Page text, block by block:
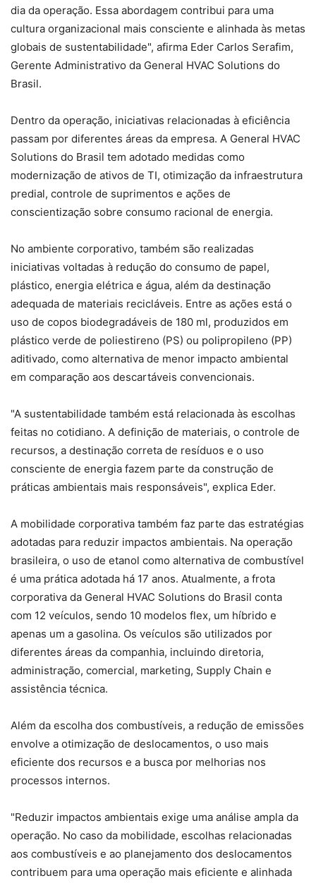
dia da operação. Essa abordagem contribui para uma
cultura organizacional mais consciente e alinhada às metas
globais de sustentabilidade", afirma Eder Carlos Serafim,
Gerente Administrativo da General HVAC Solutions do
Brasil.
Dentro da operação, iniciativas relacionadas à eficiência
passam por diferentes áreas da empresa. A General HVAC
Solutions do Brasil tem adotado medidas como
modernização de ativos de TI, otimização da infraestrutura
predial, controle de suprimentos e ações de
conscientização sobre consumo racional de energia.
No ambiente corporativo, também são realizadas
iniciativas voltadas à redução do consumo de papel,
plástico, energia elétrica e água, além da destinação
adequada de materiais recicláveis. Entre as ações está o
uso de copos biodegradáveis de 180 ml, produzidos em
plástico verde de poliestireno (PS) ou polipropileno (PP)
aditivado, como alternativa de menor impacto ambiental
em comparação aos descartáveis convencionais.
"A sustentabilidade também está relacionada às escolhas
feitas no cotidiano. A definição de materiais, o controle de
recursos, a destinação correta de resíduos e o uso
consciente de energia fazem parte da construção de
práticas ambientais mais responsáveis", explica Eder.
A mobilidade corporativa também faz parte das estratégias
adotadas para reduzir impactos ambientais. Na operação
brasileira, o uso de etanol como alternativa de combustível
é uma prática adotada há 17 anos. Atualmente, a frota
corporativa da General HVAC Solutions do Brasil conta
com 12 veículos, sendo 10 modelos flex, um híbrido e
apenas um a gasolina. Os veículos são utilizados por
diferentes áreas da companhia, incluindo diretoria,
administração, comercial, marketing, Supply Chain e
assistência técnica.
Além da escolha dos combustíveis, a redução de emissões
envolve a otimização de deslocamentos, o uso mais
eficiente dos recursos e a busca por melhorias nos
processos internos.
"Reduzir impactos ambientais exige uma análise ampla da
operação. No caso da mobilidade, escolhas relacionadas
aos combustíveis e ao planejamento dos deslocamentos
contribuem para uma operação mais eficiente e alinhada